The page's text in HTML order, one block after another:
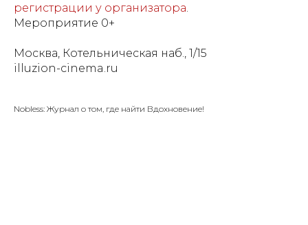
регистрации у организатора.
Мероприятие 0+
Москва, Котельническая наб., 1/15
illuzion-cinema.ru
Nobless: Журнал о том, где найти Вдохновение!